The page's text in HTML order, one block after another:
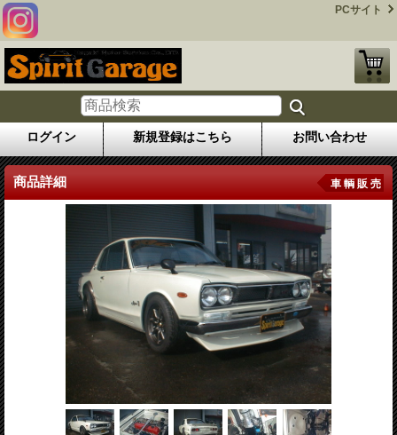
PCサイト
ログイン 新規登録はこちら お問い合わせ
商品詳細 車 輌 販 売